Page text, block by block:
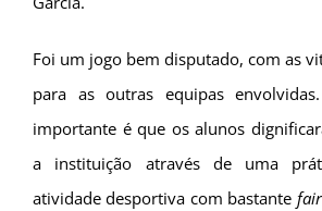
Foi um jogo bem disputado, com as
para as outras equipas
importante é que os alunos
a instituição através de uma
atividade desportiva com bastante